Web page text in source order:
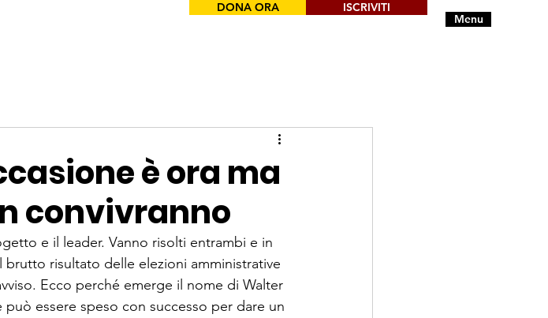
Menu
DONA ORA ISCRIVITI
è ora ma
convivranno
e il leader. Vanno risolti en­trambi e in
risultato delle ele­zioni amministrative
Ecco perché emerge il nome di Walter
essere speso con successo per dare un